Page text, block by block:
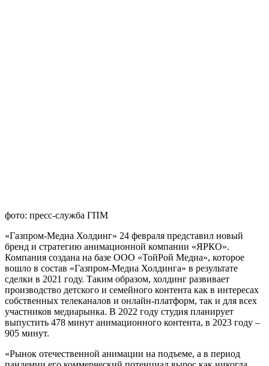
фото: пресс-служба ГПМ
«Газпром-Медиа Холдинг» 24 февраля представил новый
бренд и стратегию анимационной компании «ЯРКО».
Компания создана на базе ООО «ТойРой Медиа», которое
вошло в состав «Газпром-Медиа Холдинга» в результате
сделки в 2021 году. Таким образом, холдинг развивает
производство детского и семейного контента как в интересах
собственных телеканалов и онлайн-платформ, так и для всех
участников медиарынка. В 2022 году студия планирует
выпустить 478 минут анимационного контента, в 2023 году –
905 минут.
«Рынок отечественной анимации на подъеме, а в период